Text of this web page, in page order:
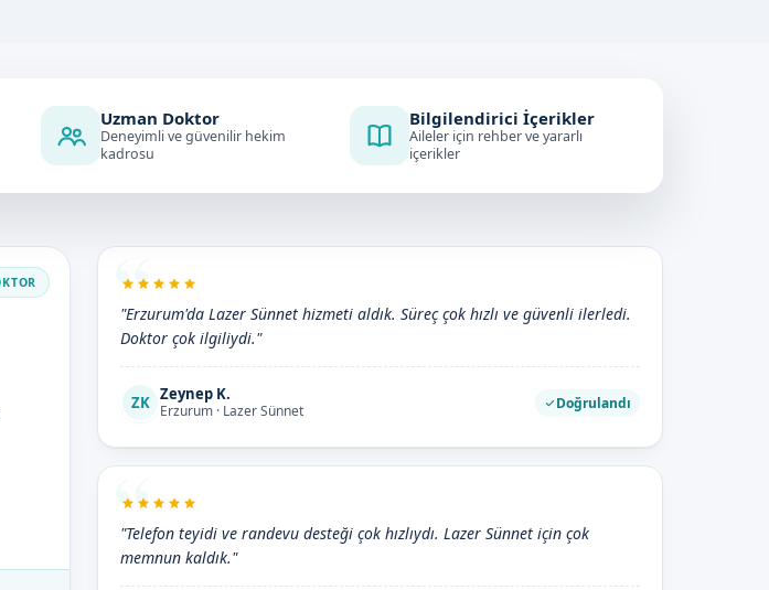
Uzman Doktor
Deneyimli ve güvenilir hekim
kadrosu
Bilgilendirici İçerikler
Aileler için rehber ve yararlı
içerikler
"Erzurum'da Lazer Sünnet hizmeti aldık. Süreç çok hızlı ve güvenli ilerledi.
Doktor çok ilgiliydi."
ZK Zeynep K.
Erzurum · Lazer Sünnet Doğrulandı
"Telefon teyidi ve randevu desteği çok hızlıydı. Lazer Sünnet için çok
memnun kaldık."